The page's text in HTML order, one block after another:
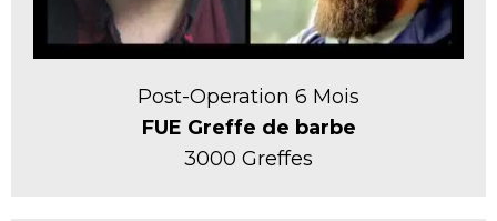
Post-Operation 6 Mois
FUE Greffe de barbe
3000 Greffes